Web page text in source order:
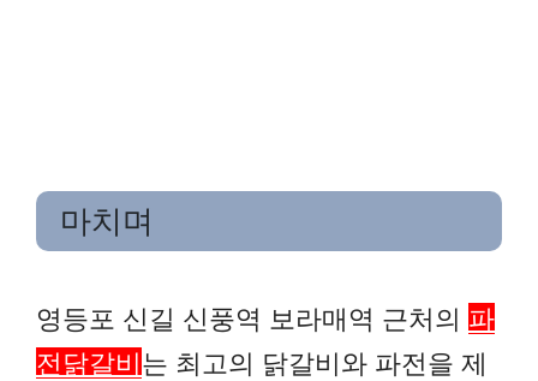
마치며
영등포 신길 신풍역 보라매역 근처의 파
전닭갈비는 최고의 닭갈비와 파전을 제